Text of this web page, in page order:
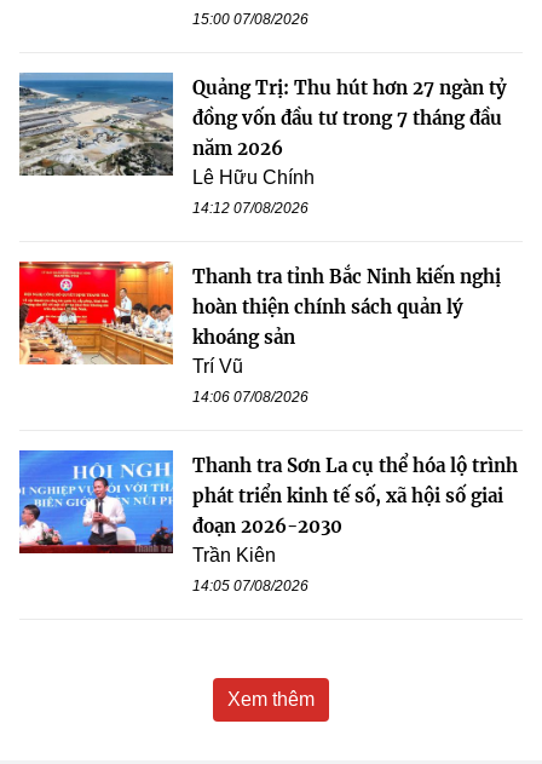
15:00 07/08/2026
Quảng Trị: Thu hút hơn 27 ngàn tỷ
đồng vốn đầu tư trong 7 tháng đầu
năm 2026
Lê Hữu Chính
14:12 07/08/2026
Thanh tra tỉnh Bắc Ninh kiến nghị
hoàn thiện chính sách quản lý
khoáng sản
Trí Vũ
14:06 07/08/2026
Thanh tra Sơn La cụ thể hóa lộ trình
phát triển kinh tế số, xã hội số giai
đoạn 2026-2030
Trần Kiên
14:05 07/08/2026
Xem thêm